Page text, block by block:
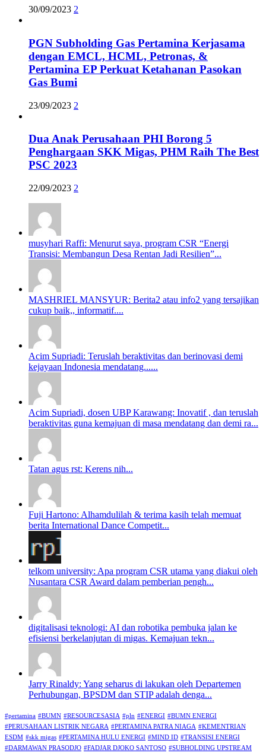
30/09/2023 2
PGN Subholding Gas Pertamina Kerjasama
dengan EMCL, HCML, Petronas, &
Pertamina EP Perkuat Ketahanan Pasokan
Gas Bumi
23/09/2023 2
Dua Anak Perusahaan PHI Borong 5
Penghargaan SKK Migas, PHM Raih The Best
PSC 2023
22/09/2023 2
musyhari Raffi: Menurut saya, program CSR “Energi
Transisi: Membangun Desa Rentan Jadi Resilien”...
MASHRIEL MANSYUR: Berita2 atau info2 yang tersajikan
cukup baik,, informatif....
Acim Supriadi: Teruslah beraktivitas dan berinovasi demi
kejayaan Indonesia mendatang......
Acim Supriadi, dosen UBP Karawang: Inovatif , dan teruslah
beraktivitas guna kemajuan di masa mendatang dan demi ra...
Tatan agus rst: Kerens nih...
Fuji Hartono: Alhamdulilah & terima kasih telah memuat
berita International Dance Competit...
telkom university: Apa program CSR utama yang diakui oleh
Nusantara CSR Award dalam pemberian pengh...
digitalisasi teknologi: AI dan robotika pembuka jalan ke
efisiensi berkelanjutan di migas. Kemajuan tekn...
Jarry Rinaldy: Yang seharus di lakukan oleh Departemen
Perhubungan, BPSDM dan STIP adalah denga...
#pertamina #BUMN #RESOURCESASIA #pln #ENERGI #BUMN ENERGI
#PERUSAHAAN LISTRIK NEGARA #PERTAMINA PATRA NIAGA #KEMENTRIAN
ESDM #skk migas #PERTAMINA HULU ENERGI #MIND ID #TRANSISI ENERGI
#DARMAWAN PRASODJO #FADJAR DJOKO SANTOSO #SUBHOLDING UPSTREAM